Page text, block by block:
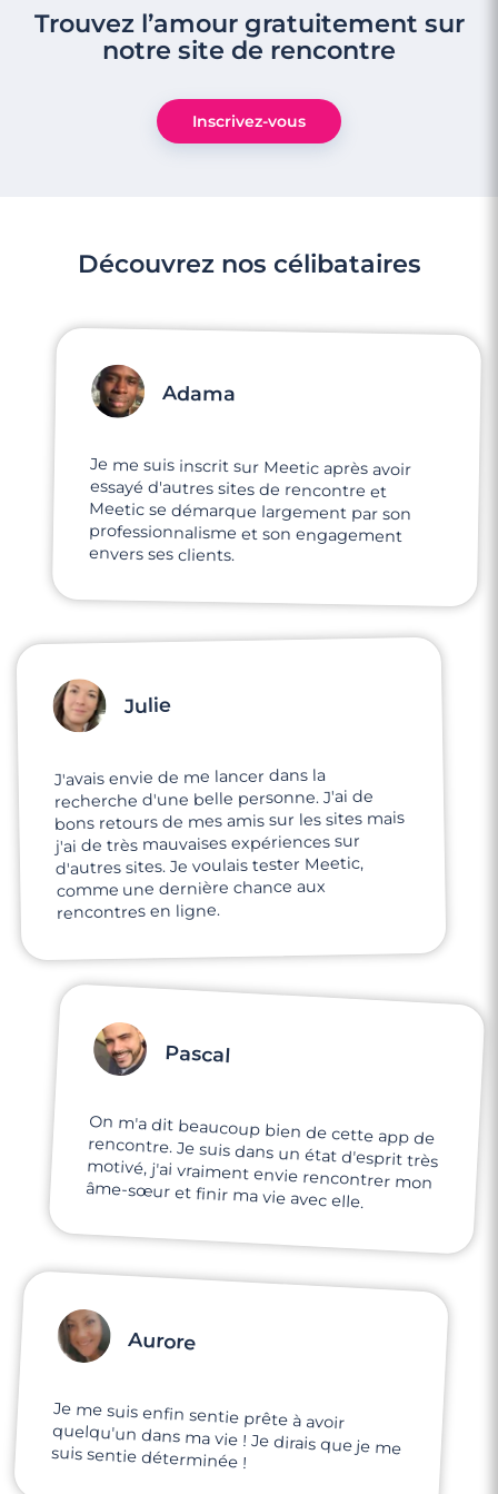
Trouvez l’amour gratuitement sur
notre site de rencontre
Inscrivez-vous
Découvrez nos célibataires
Adama
Je me suis inscrit sur Meetic après avoir
essayé d'autres sites de rencontre et
Meetic se démarque largement par son
professionnalisme et son engagement
envers ses clients.
Julie
J'avais envie de me lancer dans la
recherche d'une belle personne. J'ai de
bons retours de mes amis sur les sites mais
j'ai de très mauvaises expériences sur
d'autres sites. Je voulais tester Meetic,
comme une dernière chance aux
rencontres en ligne.
Pascal
On m'a dit beaucoup bien de cette app de
rencontre. Je suis dans un état d'esprit très
motivé, j'ai vraiment envie rencontrer mon
âme-sœur et finir ma vie avec elle.
Aurore
Je me suis enfin sentie prête à avoir
quelqu'un dans ma vie ! Je dirais que je me
suis sentie déterminée !